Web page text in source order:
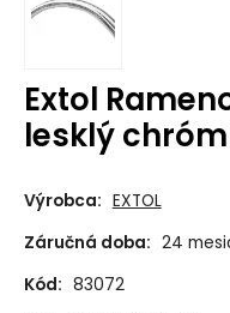
Extol
lesklý chróm
Výrobca: EXTOL
Záručná doba: 24
Kód: 83072